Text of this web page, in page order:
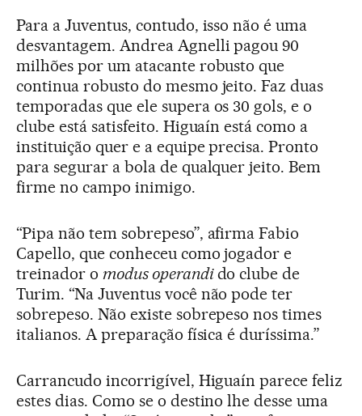
Para a Juventus, contudo, isso não é uma
desvantagem. Andrea Agnelli pagou 90
milhões por um atacante robusto que
continua robusto do mesmo jeito. Faz duas
temporadas que ele supera os 30 gols, e o
clube está satisfeito. Higuaín está como a
instituição quer e a equipe precisa. Pronto
para segurar a bola de qualquer jeito. Bem
firme no campo inimigo.
“Pipa não tem sobrepeso”, afirma Fabio
Capello, que conheceu como jogador e
treinador o modus operandido clube de
Turim. “Na Juventus você não pode ter
sobrepeso. Não existe sobrepeso nos times
italianos. A preparação física é duríssima.”
Carrancudo incorrigível, Higuaín parece feliz
estes dias. Como se o destino lhe desse uma